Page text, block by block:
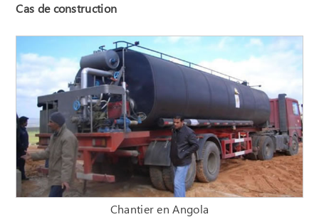
Cas de construction
Chantier en Angola